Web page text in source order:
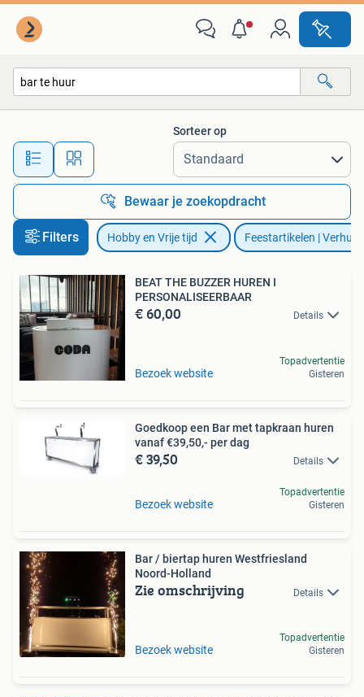
Alle afstanden…
Sorteer op
Bewaar je zoekopdracht
Filters Hobby en Vrije tijd Feestartikelen | Verhuur
BEAT THE BUZZER HUREN I
PERSONALISEERBAAR
€ 60,00 Details
Bezoek website
Topadvertentie
Gisteren
Goedkoop een Bar met tapkraan huren
vanaf €39,50,- per dag
€ 39,50 Details
Bezoek website
Topadvertentie
Gisteren
Bar / biertap huren Westfriesland
Noord-Holland
Zie omschrijving Details
Bezoek website
Topadvertentie
Gisteren